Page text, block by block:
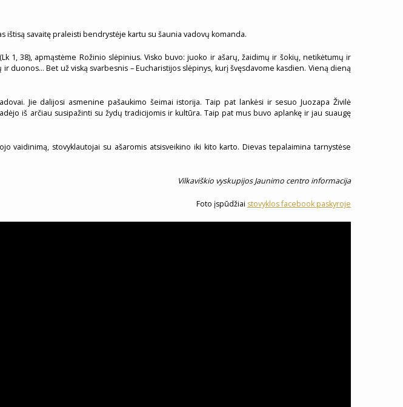
savaitę praleisti bendrystėje kartu su šaunia vadovų komanda.
1, 38), apmąstėme Rožinio slėpinius. Visko buvo: juoko ir ašarų, žaidimų ir šokių, netikėtumų ir
Bet už viską svarbesnis – Eucharistijos slėpinys, kurį švęsdavome kasdien. Vieną dieną
Jie dalijosi asmenine pašaukimo šeimai istorija. Taip pat lankėsi ir sesuo Juozapa Živilė
iš arčiau susipažinti su žydų tradicijomis ir kultūra. Taip pat mus buvo aplankę ir jau suaugę
vaidinimą, stovyklautojai su ašaromis atsisveikino iki kito karto. Dievas tepalaimina tarnystėse
Vilkaviškio vyskupijos Jaunimo centro informacija
Foto įspūdžiai stovyklos facebook paskyroje